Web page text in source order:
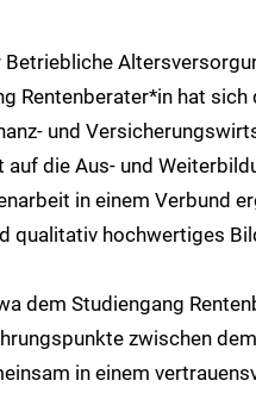
Rentenberater*in hat sich
und
die Aus- und
in einem Verbund
qualitativ hochwertiges
dem Studiengang
zwischen dem
in einem